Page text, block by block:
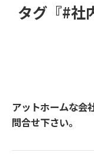
タグ『#社
アットホームな会
問合せ下さい。